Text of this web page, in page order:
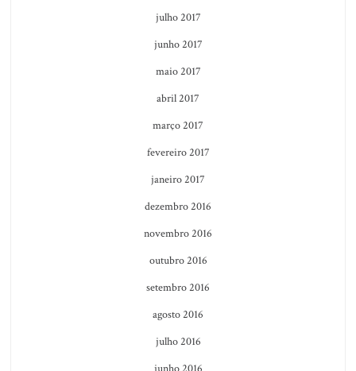
julho 2017
junho 2017
maio 2017
abril 2017
março 2017
fevereiro 2017
janeiro 2017
dezembro 2016
novembro 2016
outubro 2016
setembro 2016
agosto 2016
julho 2016